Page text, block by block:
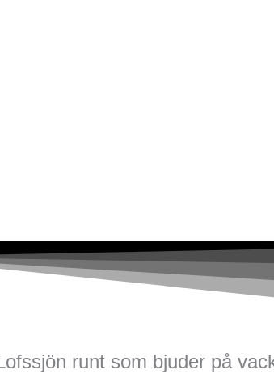
runt som bjuder på